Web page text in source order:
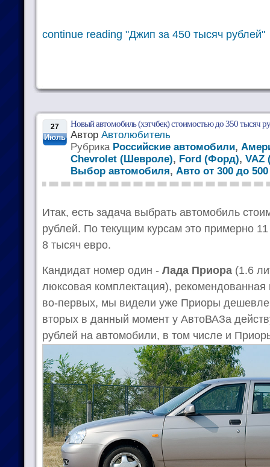
continue reading "Джип за 450 тысяч рублей"
27
Июль
Новый автомобиль (хэтчбек) стоимостью до 350 тысяч
Автор Автолюбитель
Рубрика Российские автомобили,
Chevrolet (Шевроле), Ford (Форд), VAZ
Выбор автомобиля, Авто от 300 до
Итак, есть задача выбрать автомобиль
рублей. По текущим курсам это примерно
8 тысяч евро.
Кандидат номер один - Лада Приора (1.6
люксовая комплектация),
во-первых, мы видели уже Приоры дешевле
вторых в данный момент у АвтоВАЗа
рублей на автомобили, в том числе и